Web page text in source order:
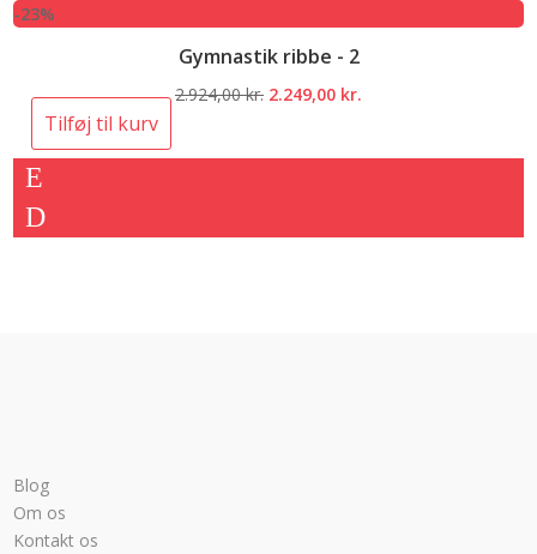
-23%
Gymnastik ribbe - 2
2.924,00kr. Den
2.249,00 kr.
Tilføj til kurv
Blog
Om os
Kontakt os